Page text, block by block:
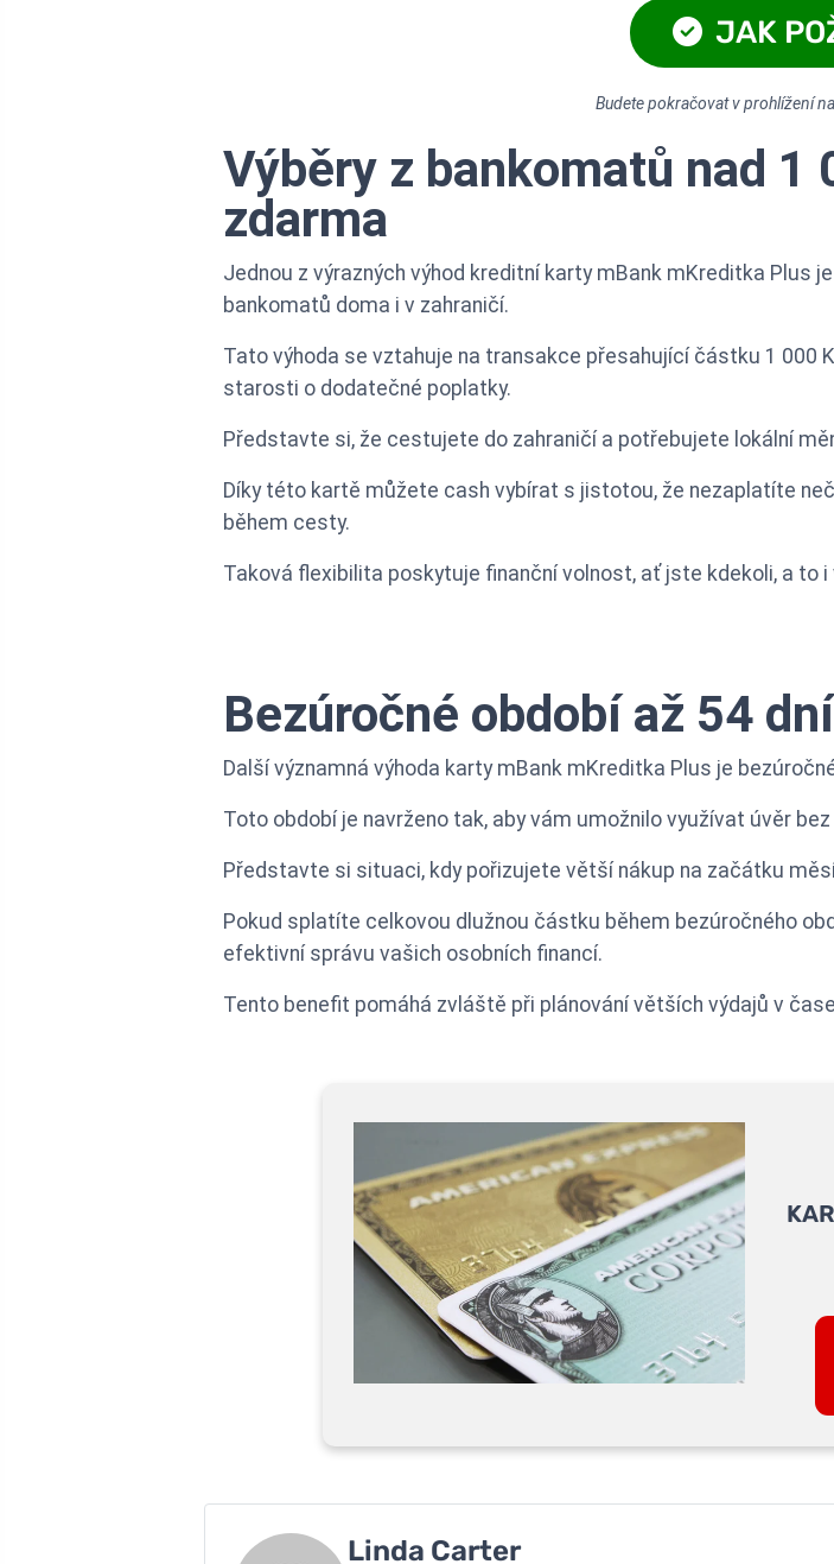
JAK
Budete pokračovat v prohlížení
Výběry z bankomatů nad 1
zdarma
Jednou z výrazných výhod kreditní karty mBank mKreditka Plus
bankomatů doma i v zahraničí.
Tato výhoda se vztahuje na transakce přesahující částku 1 000
starosti o dodatečné poplatky.
Představte si, že cestujete do zahraničí a potřebujete lokální
Díky této kartě můžete cash vybírat s jistotou, že nezaplatíte
během cesty.
Taková flexibilita poskytuje finanční volnost, ať jste kdekoli, a to
Bezúročné období až 54 dní
Další významná výhoda karty mBank mKreditka Plus je
Toto období je navrženo tak, aby vám umožnilo využívat úvěr
Představte si situaci, kdy pořizujete větší nákup na začátku
Pokud splatíte celkovou dlužnou částku během bezúročného
efektivní správu vašich osobních financí.
Tento benefit pomáhá zvláště při plánování větších výdajů v
Linda Carter